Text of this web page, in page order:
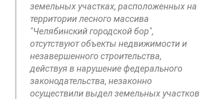
земельных участках, расположенных на
территории лесного массива
"Челябинский городской бор",
отсутствуют объекты недвижимости и
незавершенного строительства,
действуя в нарушение федерального
законодательства, незаконно
осуществили выдел земельных участков